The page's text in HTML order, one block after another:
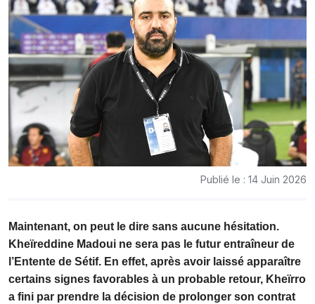
Publié le : 14 Juin 2026
Maintenant, on peut le dire sans aucune hésitation.
Kheïreddine Madoui ne sera pas le futur entraîneur de
l’Entente de Sétif. En effet, après avoir laissé apparaître
certains signes favorables à un probable retour, Kheïrro
a fini par prendre la décision de prolonger son contrat